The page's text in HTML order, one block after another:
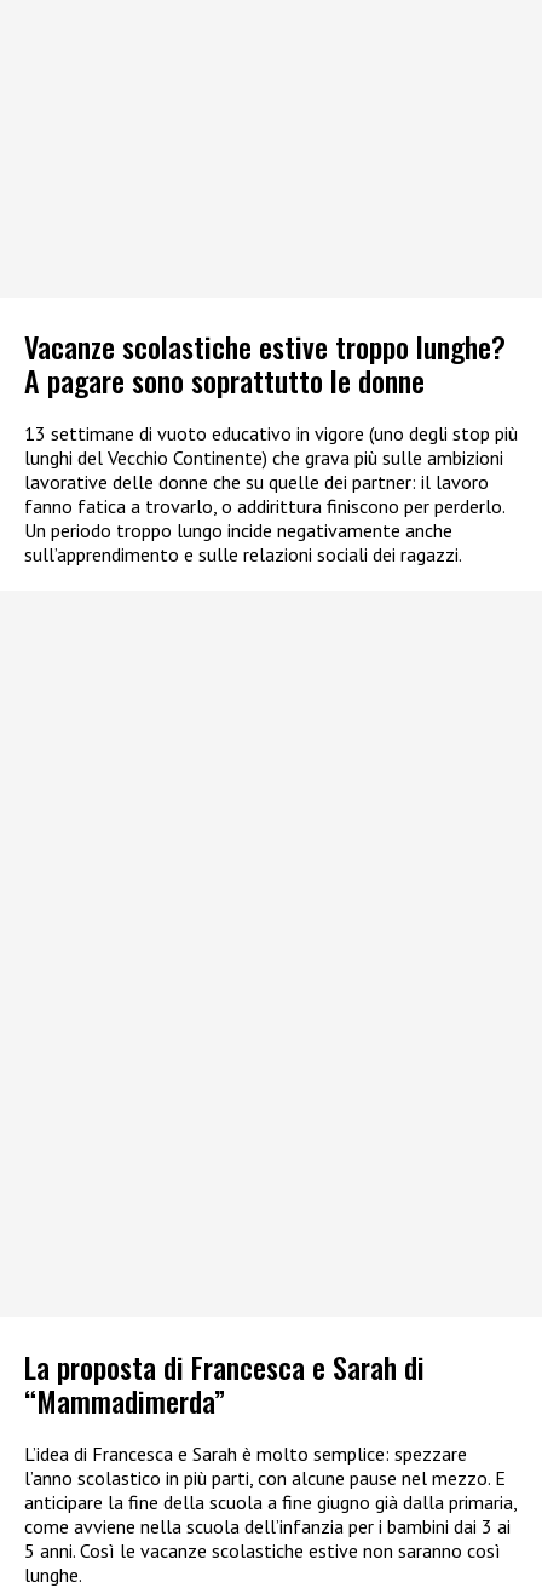
Vacanze scolastiche estive troppo lunghe?
A pagare sono soprattutto le donne
13 settimane di vuoto educativo in vigore (uno degli stop più
lunghi del Vecchio Continente) che grava più sulle ambizioni
lavorative delle donne che su quelle dei partner: il lavoro
fanno fatica a trovarlo, o addirittura finiscono per perderlo.
Un periodo troppo lungo incide negativamente anche
sull’apprendimento e sulle relazioni sociali dei ragazzi.
La proposta di Francesca e Sarah di
“Mammadimerda”
L’idea di Francesca e Sarah è molto semplice: spezzare
l’anno scolastico in più parti, con alcune pause nel mezzo. E
anticipare la fine della scuola a fine giugno già dalla primaria,
come avviene nella scuola dell’infanzia per i bambini dai 3 ai
5 anni. Così le vacanze scolastiche estive non saranno così
lunghe.